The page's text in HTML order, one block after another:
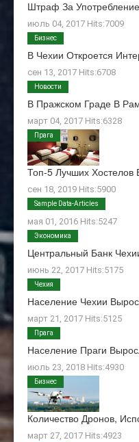
Штраф За
июль 04, 2017 Hits:7009
В Чехии Откроется
сен 13, 2017 Hits:6708
Бизнес
В Пражском Граде В
март 04, 2017 Hits:6328
Новости
Топ-5 Лучших Хостелов
сен 18, 2019 Hits:5900
Прага
О Нас
мая 01, 2016 Hits:5247
Sample Data-Articles
Центральный Банк
июнь 22, 2017 Hits:5175
Экономика
Население Чехии
март 21, 2017 Hits:5125
Чехия
Население Праги
июль 23, 2018 Hits:4930
Прага
Количество Дронов,
март 27, 2017 Hits:4923
Бизнес